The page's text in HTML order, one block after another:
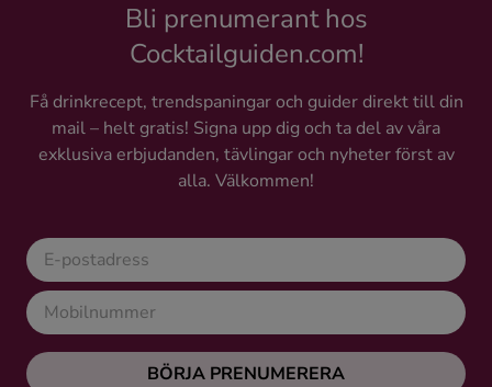
Bli prenumerant hos
Cocktailguiden.com!
Få drinkrecept, trendspaningar och guider direkt till din
mail – helt gratis! Signa upp dig och ta del av våra
exklusiva erbjudanden, tävlingar och nyheter först av
alla. Välkommen!
BÖRJA PRENUMERERA